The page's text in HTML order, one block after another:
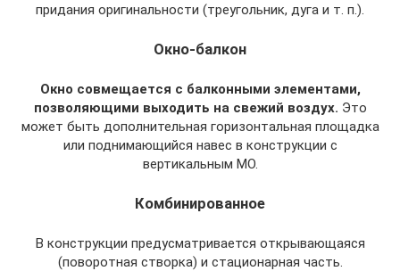
придания оригинальности (треугольник, дуга и т. п.).
Окно-балкон
Окно совмещается с балконными элементами,
позволяющими выходить на свежий воздух. Это
может быть дополнительная горизонтальная площадка
или поднимающийся навес в конструкции с
вертикальным МО.
Комбинированное
В конструкции предусматривается открывающаяся
(поворотная створка) и стационарная часть.